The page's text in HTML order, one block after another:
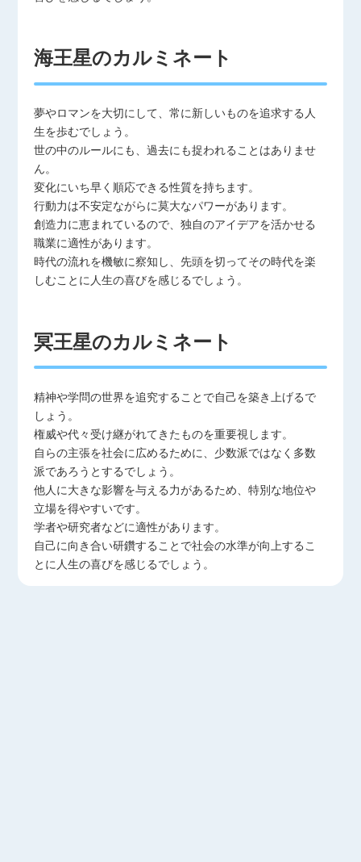
海王星のカルミネート
夢やロマンを大切にして、常に新しいものを追求する人
生を歩むでしょう。
世の中のルールにも、過去にも捉われることはありませ
ん。
変化にいち早く順応できる性質を持ちます。
行動力は不安定ながらに莫大なパワーがあります。
創造力に恵まれているので、独自のアイデアを活かせる
職業に適性があります。
時代の流れを機敏に察知し、先頭を切ってその時代を楽
しむことに人生の喜びを感じるでしょう。
冥王星のカルミネート
精神や学問の世界を追究することで自己を築き上げるで
しょう。
権威や代々受け継がれてきたものを重要視します。
自らの主張を社会に広めるために、少数派ではなく多数
派であろうとするでしょう。
他人に大きな影響を与える力があるため、特別な地位や
立場を得やすいです。
学者や研究者などに適性があります。
自己に向き合い研鑽することで社会の水準が向上するこ
とに人生の喜びを感じるでしょう。